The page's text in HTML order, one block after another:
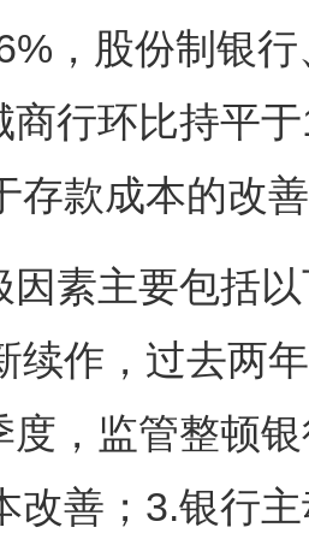
，股份制银
商行环比持平
存款成本的改
因素主要包括
续作，过去两
，监管整顿
改善；3.银行